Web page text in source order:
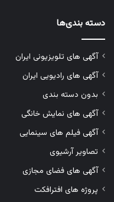
دسته بندی‌ها
آگهی های تلویزیونی ایران
آگهی های رادیویی ایران
بدون دسته بندی
آگهی های نمایش خانگی
آگهی فیلم های سینمایی
تصاویر آرشیوی
آگهی های فضای مجازی
پروژه های افترافکت